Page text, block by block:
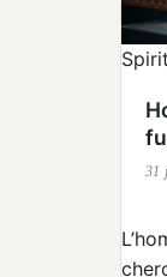
31